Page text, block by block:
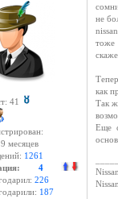
41
месяцев
1261
4
226
187
не
тоже
как
Так
Еще